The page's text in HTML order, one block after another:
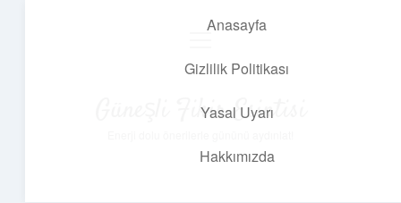
Anasayfa
Gizlilik Politikası
Yasal Uyarı
Hakkımızda
Güneşli Fikir Esintisi